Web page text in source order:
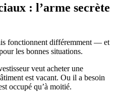
: l’arme secrète
fonctionnent différemment — et
les bonnes situations.
veut acheter une
est vacant. Ou il a besoin
occupé qu’à moitié.